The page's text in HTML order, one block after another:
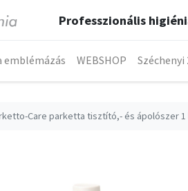
Professzionális
emblémázás WEBSHOP Széchenyi
Care parketta tisztító,- és ápolószer 1